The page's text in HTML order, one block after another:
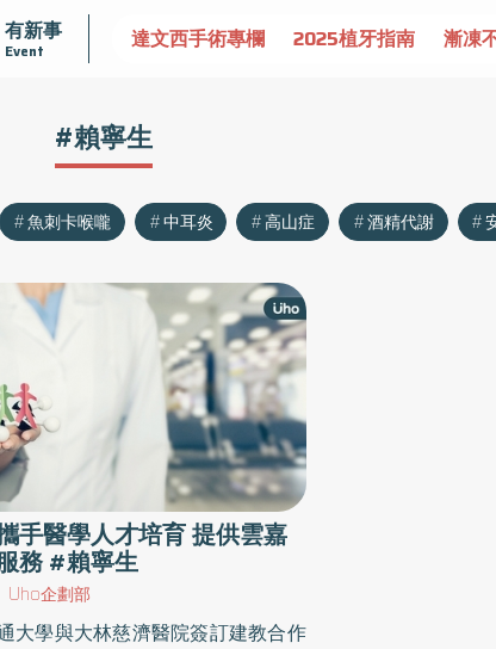
有新事
Event
守護骨骼健康 達文西手術專欄 2025植牙指南 漸凍
#賴寧生
魚刺卡喉嚨 中耳炎 高山症 酒精代謝
手醫學人才培育 提供雲嘉
務 #賴寧生
Uho企劃部
大學與大林慈濟醫院簽訂建教合作